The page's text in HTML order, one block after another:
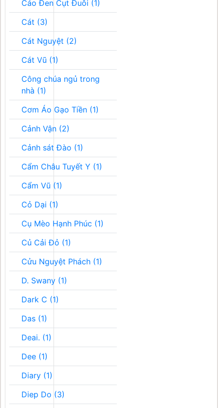
Cáo Đen Cụt Đuôi (1)
Cát (3)
Cát Nguyệt (2)
Cát Vũ (1)
Công chúa ngủ trong
nhà (1)
Cơm Áo Gạo Tiền (1)
Cảnh Vận (2)
Cảnh sát Đào (1)
Cẩm Châu Tuyết Y (1)
Cẩm Vũ (1)
Cỏ Dại (1)
Cụ Mèo Hạnh Phúc (1)
Củ Cải Đỏ (1)
Cửu Nguyệt Phách (1)
D. Swany (1)
Dark C (1)
Das (1)
Deai. (1)
Dee (1)
Diary (1)
Diep Do (3)